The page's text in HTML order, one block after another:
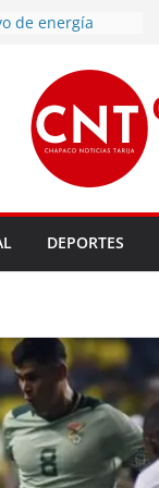
de energía
este
nuevo
legales para
para un nuevo
entrega robots
fortalecer la
DEPORTES